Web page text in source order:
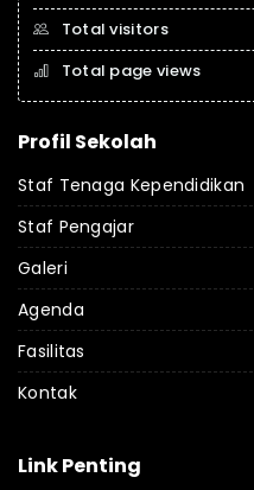
Total visitors
Total page views
Profil Sekolah
Staf Tenaga Kependidikan
Staf Pengajar
Galeri
Agenda
Fasilitas
Kontak
Link Penting